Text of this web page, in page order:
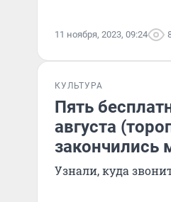
11 ноября, 2023, 09:24
КУЛЬТУРА
Пять
августа
закончились
Узнали, куда